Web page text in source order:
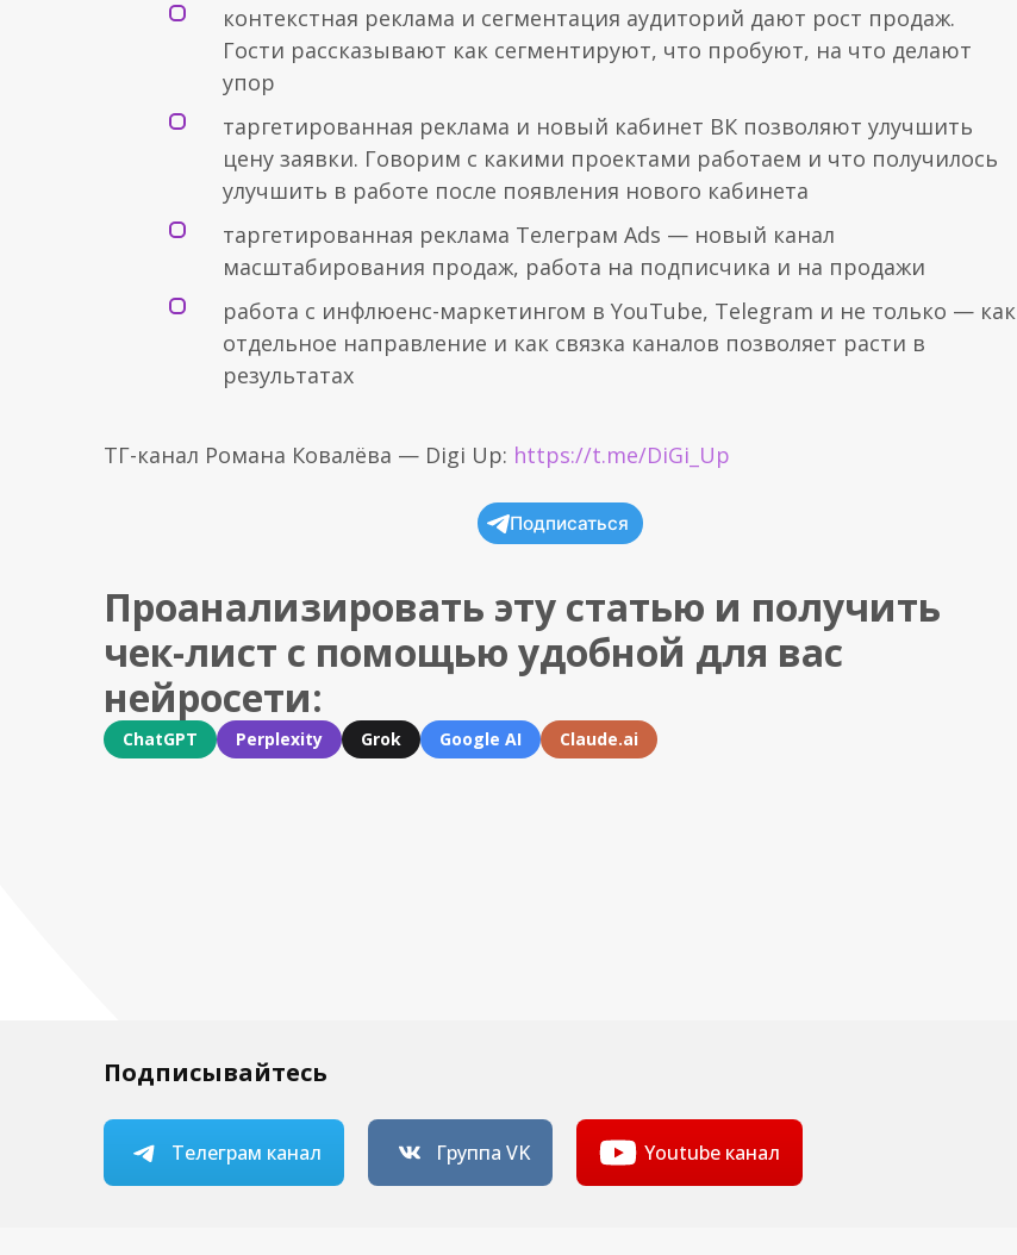
контекстная реклама и сегментация аудиторий дают рост продаж.
Гости рассказывают как сегментируют, что пробуют, на что делают
упор
таргетированная реклама и новый кабинет ВК позволяют улучшить
цену заявки. Говорим с какими проектами работаем и что получилось
улучшить в работе после появления нового кабинета
таргетированная реклама Телеграм Ads — новый канал
масштабирования продаж, работа на подписчика и на продажи
работа с инфлюенс-маркетингом в YouTube, Telegram и не только — как
отдельное направление и как связка каналов позволяет расти в
результатах
ТГ-канал Романа Ковалёва — Digi Up: https://t.me/DiGi_Up
Подписаться
Проанализировать эту статью и получить
чек-лист с помощью удобной для вас
нейросети:
ChatGPT Perplexity Grok Google AI Claude.ai
Подписывайтесь
Телеграм канал Группа VK Youtube канал